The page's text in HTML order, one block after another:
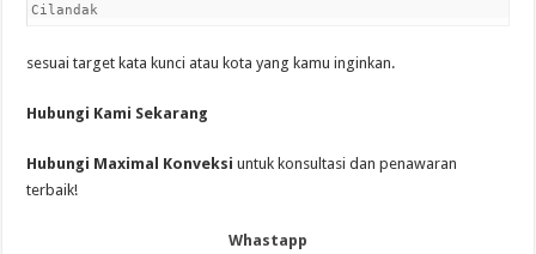
Cilandak
sesuai target kata kunci atau kota yang kamu inginkan.
Hubungi Kami Sekarang
Hubungi Maximal Konveksi untuk konsultasi dan penawaran
terbaik!
Whastapp